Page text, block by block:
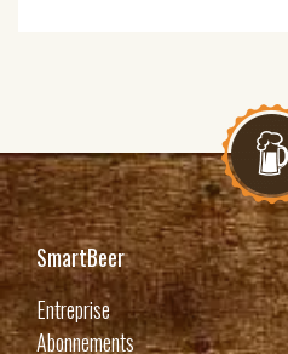
SmartBeer
Entreprise
Abonnements